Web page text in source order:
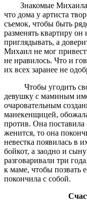
Знакомые Михаила
что дома у артиста
съемок, чтобы быть
разменять квартиру
приглядывать, а
Михаил не мог
не нравилось. Что и
их всех заранее не
Чтобы угодить
девушку с маминым
очаровательным
манекенщицей,
против. Она
женится, то она
невестка появилась в
бойкот, а заодно и
разговаривали три
к маме, чтобы позвать
покончила с собой.